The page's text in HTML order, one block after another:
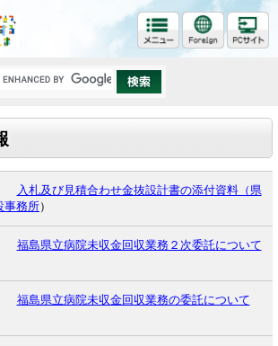
入札及び見積合わせ金抜設計書の添付資料（県
事務所）
福島県立病院未収金回収業務２次委託について
福島県立病院未収金回収業務の委託について